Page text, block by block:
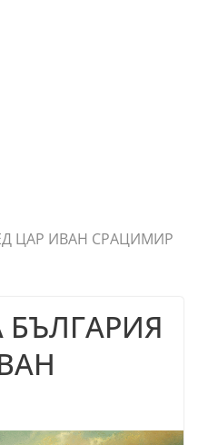
ЦАР ИВАН СРАЦИМИР
БЪЛГАРИЯ